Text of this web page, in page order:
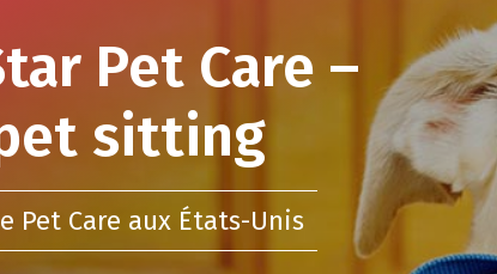
Pet Care –
sitting
Pet Care aux États-Unis